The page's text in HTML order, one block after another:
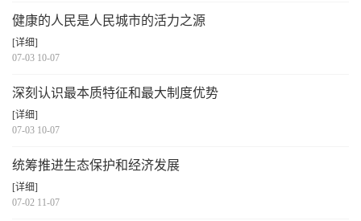
健康的人民是人民城市的活力之源
[详细]
07-03 10-07
深刻认识最本质特征和最大制度优势
[详细]
07-03 10-07
统筹推进生态保护和经济发展
[详细]
07-02 11-07